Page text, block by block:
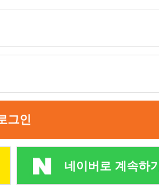
그인
네이버로 계속하기